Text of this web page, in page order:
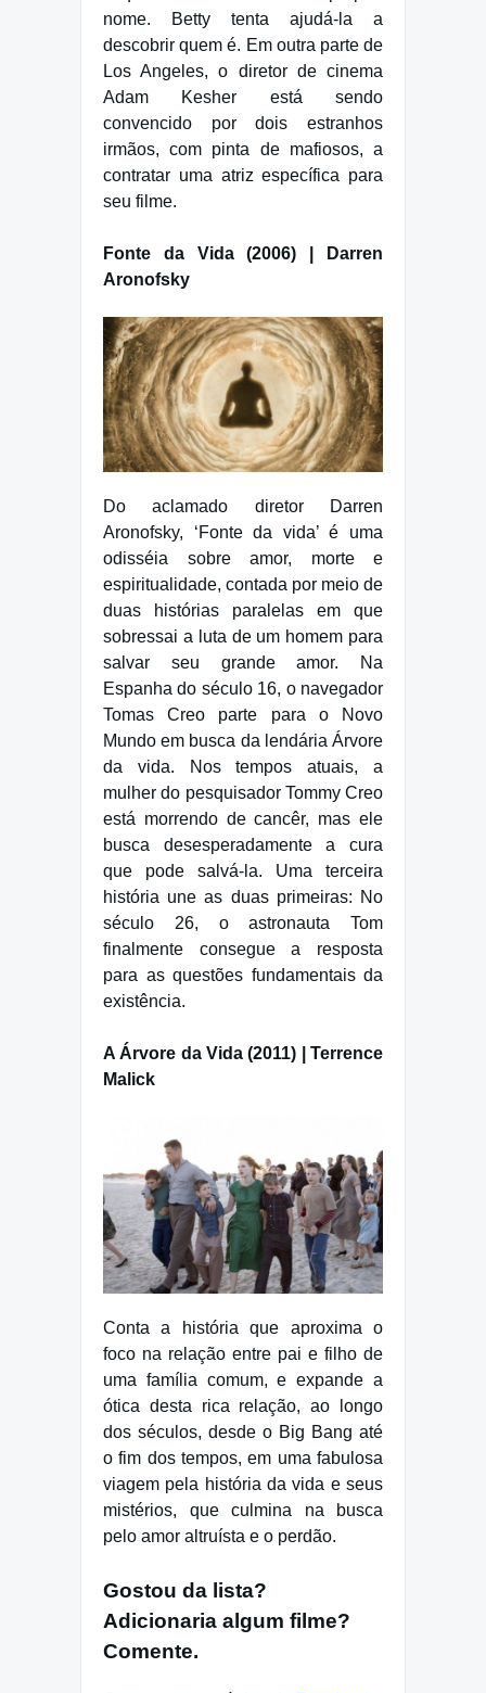
nome. Betty tenta ajudá-la a
descobrir quem é. Em outra parte de
Los Angeles, o diretor de cinema
Adam Kesher está sendo
convencido por dois estranhos
irmãos, com pinta de mafiosos, a
contratar uma atriz específica para
seu filme.
Fonte da Vida (2006) | Darren
Aronofsky
Do aclamado diretor Darren
Aronofsky, ‘Fonte da vida’ é uma
odisséia sobre amor, morte e
espiritualidade, contada por meio de
duas histórias paralelas em que
sobressai a luta de um homem para
salvar seu grande amor. Na
Espanha do século 16, o navegador
Tomas Creo parte para o Novo
Mundo em busca da lendária Árvore
da vida. Nos tempos atuais, a
mulher do pesquisador Tommy Creo
está morrendo de cancêr, mas ele
busca desesperadamente a cura
que pode salvá-la. Uma terceira
história une as duas primeiras: No
século 26, o astronauta Tom
finalmente consegue a resposta
para as questões fundamentais da
existência.
A Árvore da Vida (2011) | Terrence
Malick
Conta a história que aproxima o
foco na relação entre pai e filho de
uma família comum, e expande a
ótica desta rica relação, ao longo
dos séculos, desde o Big Bang até
o fim dos tempos, em uma fabulosa
viagem pela história da vida e seus
mistérios, que culmina na busca
pelo amor altruísta e o perdão.
Gostou da lista?
Adicionaria algum filme?
Comente.